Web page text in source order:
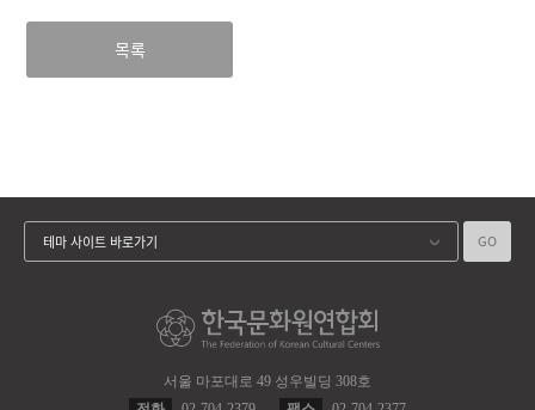
목록
서울 마포대로 49 성우빌딩 308호
테마 사이트 바로가기 GO